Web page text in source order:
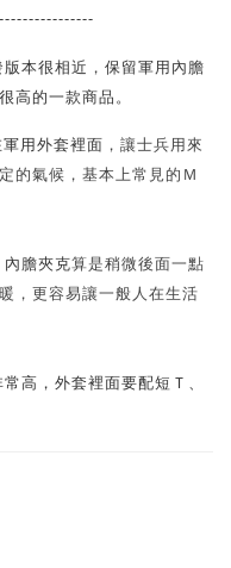
本很相近 ， 保留軍用內膽
高的一款商品。
用外套裡面 ，讓士兵用來
的氣候，基本上常見的Ｍ
內膽夾克算是稍微後面一點
，更容易讓一般人在生活
高，外套裡面要配短Ｔ、